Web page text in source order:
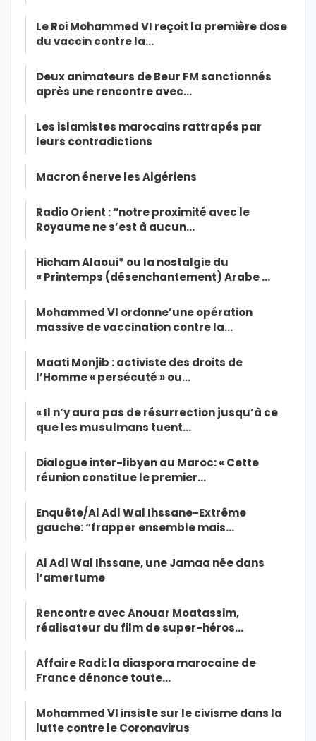
Le Roi Mohammed VI reçoit la première dose
du vaccin contre la…
Deux animateurs de Beur FM sanctionnés
après une rencontre avec…
Les islamistes marocains rattrapés par
leurs contradictions
Macron énerve les Algériens
Radio Orient : “notre proximité avec le
Royaume ne s’est à aucun…
Hicham Alaoui* ou la nostalgie du
« Printemps (désenchantement) Arabe …
Mohammed VI ordonne’une opération
massive de vaccination contre la…
Maati Monjib : activiste des droits de
l’Homme « persécuté » ou…
« Il n’y aura pas de résurrection jusqu’à ce
que les musulmans tuent…
Dialogue inter-libyen au Maroc: « Cette
réunion constitue le premier…
Enquête/Al Adl Wal Ihssane-Extrême
gauche: “frapper ensemble mais…
Al Adl Wal Ihssane, une Jamaa née dans
l’amertume
Rencontre avec Anouar Moatassim,
réalisateur du film de super-héros…
Affaire Radi: la diaspora marocaine de
France dénonce toute…
Mohammed VI insiste sur le civisme dans la
lutte contre le Coronavirus